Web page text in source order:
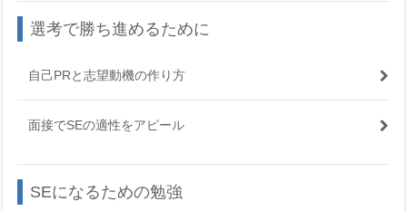
選考で勝ち進めるために
自己PRと志望動機の作り方
面接でSEの適性をアピール
SEになるための勉強